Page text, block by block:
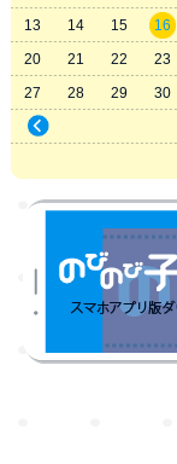
13
14 15 16
20
21 22 23
27
28 29 30